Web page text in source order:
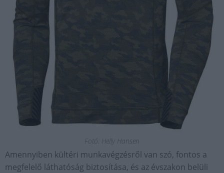
Fotó: Helly Hansen
Amennyiben kültéri munkavégzésről van szó, fontos a
megfelelő láthatóság biztosítása, és az évszakon belüli